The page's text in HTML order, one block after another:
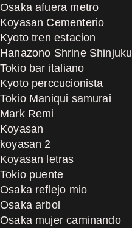
Osaka afuera metro
Koyasan Cementerio
Kyoto tren estacion
Hanazono Shrine Shinjuku
Tokio bar italiano
Kyoto perccucionista
Tokio Maniqui samurai
Mark Remi
Koyasan
koyasan 2
Koyasan letras
Tokio puente
Osaka reflejo mio
Osaka arbol
Osaka mujer caminando